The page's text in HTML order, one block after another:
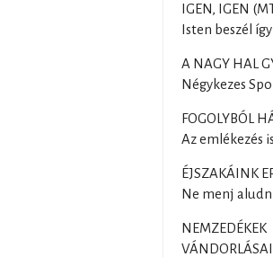
IGEN, IGEN
Isten beszél így
A NAGY HAL
Négykezes
FOGOLYBÓL
Az emlékezés
ÉJSZAKÁINK
Ne menj
NEMZEDÉKEK